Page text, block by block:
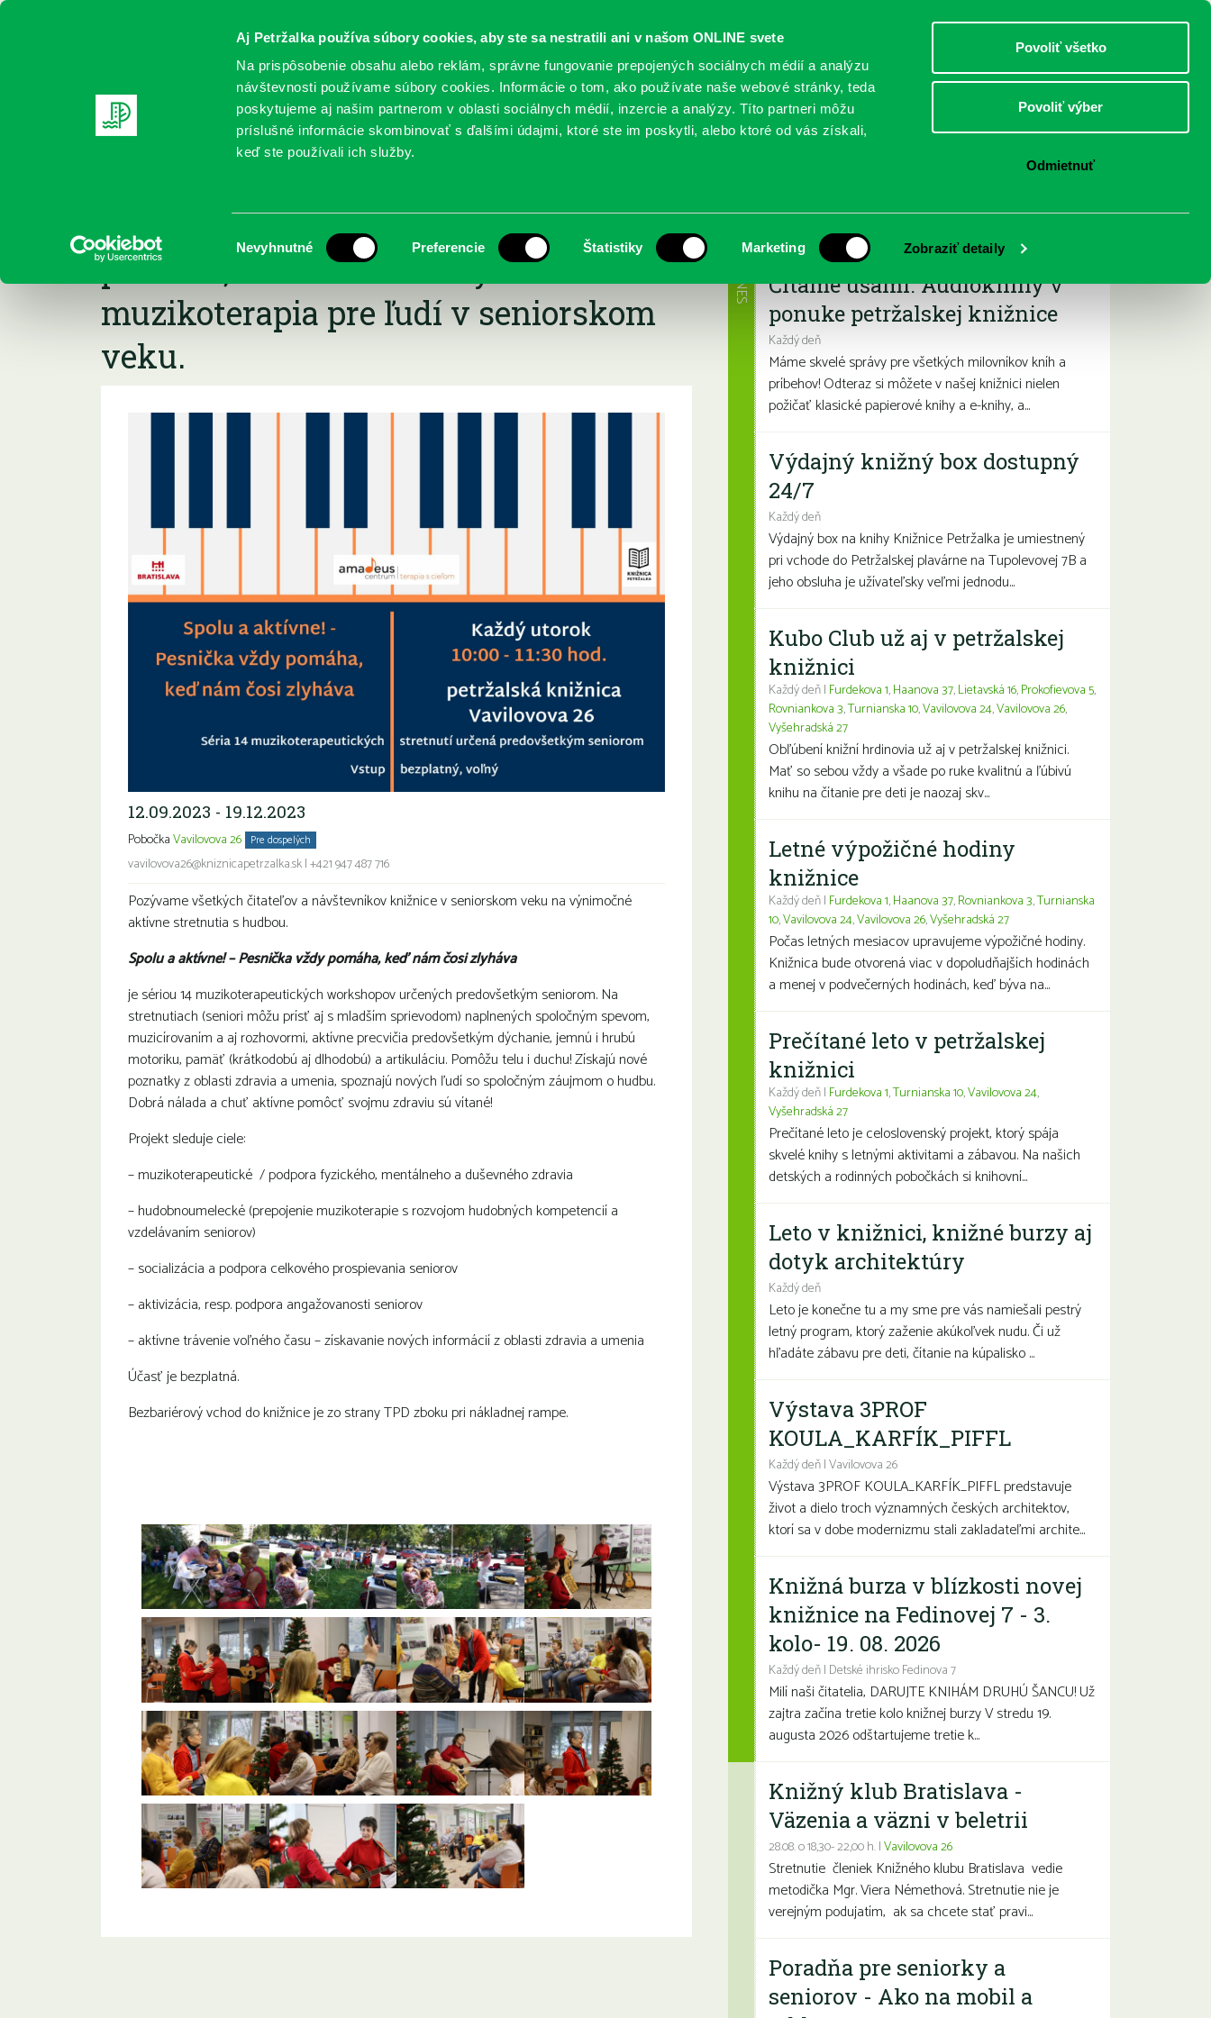
Aj Petržalka používa súbory cookies, aby ste sa nestratili ani v našom ONLINE svete
Na prispôsobenie obsahu alebo reklám, správne fungovanie prepojených sociálnych médií a analýzu
návštevnosti používame súbory cookies. Informácie o tom, ako používate naše webové stránky, teda
poskytujeme aj našim partnerom v oblasti sociálnych médií, inzercie a analýzy. Títo partneri môžu
príslušné informácie skombinovať s ďalšími údajmi, ktoré ste im poskytli, alebo ktoré od vás získali,
keď ste používali ich služby.
súhlasu
Nevyhnutné Preferencie Štatistiky Marketing Zobraziť detaily
Povoliť všetko
Povoliť výber
Odmietnuť
DOSPELÍ
REGISTRUJTE SA ONLINE KATALÓGY SLUŽBY PODUJATIA POBOČKY O KNIŽNICI
Spolu a aktívne! Pesnička vždy
pomáha, keď nám čosi zlyháva –
muzikoterapia pre ľudí v seniorskom
veku.
12.09.2023 - 19.12.2023
PobočkaVavilovova 26 Pre dospelých
vavilovova26@kniznicapetrzalka.sk|+421 947 487 716
Pozývame všetkých čitateľov a návštevníkov knižnice v seniorskom veku na výnimočné
aktívne stretnutia s hudbou.
Spolu a aktívne! – Pesnička vždy pomáha, keď nám čosi zlyháva
je sériou 14 muzikoterapeutických workshopov určených predovšetkým seniorom. Na
stretnutiach (seniori môžu prísť aj s mladším sprievodom) naplnených spoločným spevom,
muzicírovaním a aj rozhovormi, aktívne precvičia predovšetkým dýchanie, jemnú i hrubú
motoriku, pamäť (krátkodobú aj dlhodobú) a artikuláciu. Pomôžu telu i duchu! Získajú nové
poznatky z oblasti zdravia a umenia, spoznajú nových ľudí so spoločným záujmom o hudbu.
Dobrá nálada a chuť aktívne pomôcť svojmu zdraviu sú vítané!
Projekt sleduje ciele:
– muzikoterapeutické / podpora fyzického, mentálneho a duševného zdravia
– hudobnoumelecké (prepojenie muzikoterapie s rozvojom hudobných kompetencií a
vzdelávaním seniorov)
– socializácia a podpora celkového prospievania seniorov
– aktivizácia, resp. podpora angažovanosti seniorov
– aktívne trávenie voľného času – získavanie nových informácií z oblasti zdravia a umenia
Účasť je bezplatná.
Bezbariérový vchod do knižnice je zo strany TPD zboku pri nákladnej rampe.
Najbližšie podujatia
Čítame ušami. Audioknihy v
ponuke petržalskej knižnice
Každý deň
Máme skvelé správy pre všetkých milovníkov kníh a
príbehov! Odteraz si môžete v našej knižnici nielen
požičať klasické papierové knihy a e-knihy, a...
DNES
Výdajný knižný box dostupný
24/7
Každý deň
Výdajný box na knihy Knižnice Petržalka je umiestnený
pri vchode do Petržalskej plavárne na Tupolevovej 7B a
jeho obsluha je užívateľsky veľmi jednodu...
Kubo Club už aj v petržalskej
knižnici
Každý deň | Furdekova 1,Haanova 37,Lietavská 16,Prokofievova 5,
Rovniankova 3,Turnianska 10,Vavilovova 24,Vavilovova 26,
Vyšehradská 27
Obľúbení knižní hrdinovia už aj v petržalskej knižnici.
Mať so sebou vždy a všade po ruke kvalitnú a ľúbivú
knihu na čítanie pre deti je naozaj skv...
Letné výpožičné hodiny
knižnice
Každý deň | Furdekova 1,Haanova 37,Rovniankova 3,Turnianska
10,Vavilovova 24,Vavilovova 26,Vyšehradská 27
Počas letných mesiacov upravujeme výpožičné hodiny.
Knižnica bude otvorená viac v dopoludňajších hodinách
a menej v podvečerných hodinách, keď býva na...
Prečítané leto v petržalskej
knižnici
Každý deň | Furdekova 1,Turnianska 10,Vavilovova 24,
Vyšehradská 27
Prečítané leto je celoslovenský projekt, ktorý spája
skvelé knihy s letnými aktivitami a zábavou. Na našich
detských a rodinných pobočkách si knihovní...
Leto v knižnici, knižné burzy aj
dotyk architektúry
Každý deň
Leto je konečne tu a my sme pre vás namiešali pestrý
letný program, ktorý zaženie akúkoľvek nudu. Či už
hľadáte zábavu pre deti, čítanie na kúpalisko ...
Výstava 3PROF
KOULA_KARFÍK_PIFFL
Každý deň | Vavilovova 26
Výstava 3PROF KOULA_KARFÍK_PIFFL predstavuje
život a dielo troch významných českých architektov,
ktorí sa v dobe modernizmu stali zakladateľmi archite...
Knižná burza v blízkosti novej
knižnice na Fedinovej 7 - 3.
kolo- 19. 08. 2026
Každý deň | Detské ihrisko Fedinova 7
Milí naši čitatelia, DARUJTE KNIHÁM DRUHÚ ŠANCU! Už
zajtra začína tretie kolo knižnej burzy V stredu 19.
augusta 2026 odštartujeme tretie k...
Knižný klub Bratislava -
Väzenia a väzni v beletrii
28.08. o 18,30- 22,00 h. |Vavilovova 26
Stretnutie členiek Knižného klubu Bratislava vedie
metodička Mgr. Viera Némethová. Stretnutie nie je
verejným podujatím, ak sa chcete stať pravi...
Poradňa pre seniorky a
seniorov - Ako na mobil a